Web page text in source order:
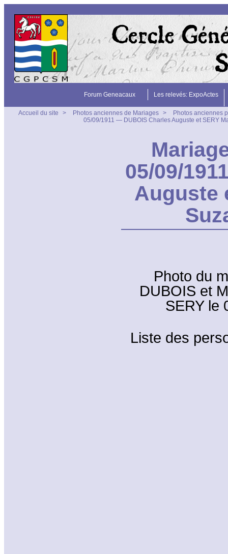
Forum Geneacaux Les relevés: ExpoActes
Accueil du site > Photos anciennes de Mariages >
Photos anciennes
05/09/1911 — DUBOIS Charles Auguste et SERY
05/09/
Auguste
Photo du
DUBOIS et
SERY le
Liste des